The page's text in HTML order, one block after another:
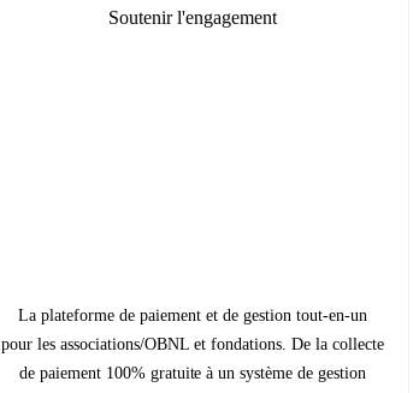
Soutenir l'engagement
La plateforme de paiement et de gestion tout-en-un
pour les associations/OBNL et fondations. De la collecte
de paiement 100% gratuite à un système de gestion